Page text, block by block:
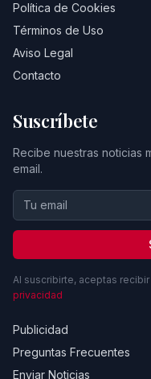
Política de Cookies
Términos de Uso
Aviso Legal
Contacto
Suscríbete
Recibe nuestras noticias
email.
Al suscribirte, aceptas
privacidad
Publicidad
Preguntas Frecuentes
Enviar Noticias